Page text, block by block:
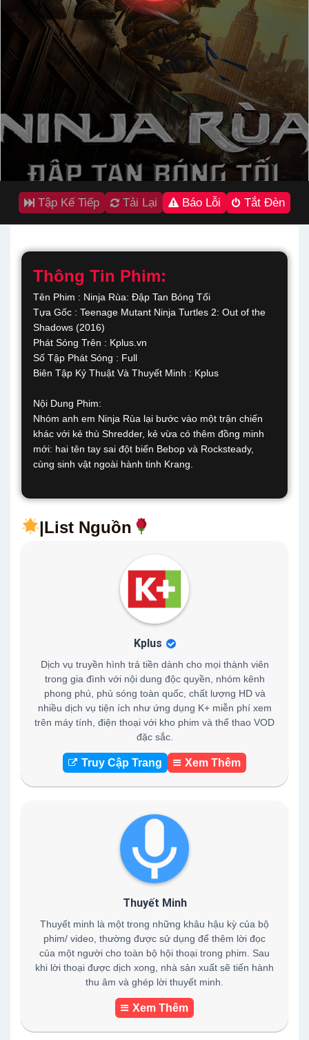
Tập Kế Tiếp Tải Lại Báo Lỗi Tắt Đèn
Thông Tin Phim:
Tên Phim : Ninja Rùa: Đập Tan Bóng Tối
Tựa Gốc : Teenage Mutant Ninja Turtles 2: Out of the
Shadows (2016)
Phát Sóng Trên : Kplus.vn
Số Tập Phát Sóng : Full
Biên Tập Kỷ Thuật Và Thuyết Minh : Kplus
Nội Dung Phim:
Nhóm anh em Ninja Rùa lại bước vào một trận chiến
khác với kẻ thù Shredder, kẻ vừa có thêm đồng minh
mới: hai tên tay sai đột biến Bebop và Rocksteady,
cùng sinh vật ngoài hành tinh Krang.
|List Nguồn
Kplus
Dịch vụ truyền hình trả tiền dành cho mọi thành viên
trong gia đình với nội dung độc quyền, nhóm kênh
phong phú, phủ sóng toàn quốc, chất lượng HD và
nhiều dịch vụ tiện ích như ứng dụng K+ miễn phí xem
trên máy tính, điện thoại với kho phim và thể thao VOD
đặc sắc.
Truy Cập Trang Xem Thêm
Thuyết Minh
Thuyết minh là một trong những khâu hậu kỳ của bộ
phim/ video, thường được sử dụng để thêm lời đọc
của một người cho toàn bộ hội thoại trong phim. Sau
khi lời thoại được dịch xong, nhà sản xuất sẽ tiến hành
thu âm và ghép lời thuyết minh.
Xem Thêm